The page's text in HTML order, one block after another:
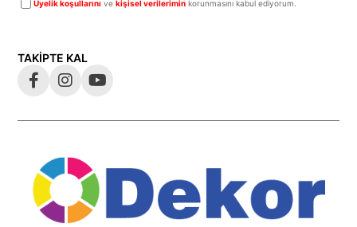
Üyelik koşullarını vekişisel verilerimin korunmasını kabul ediyorum.
TAKİPTE KAL